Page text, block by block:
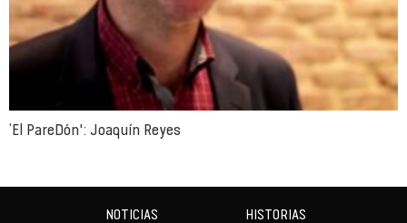
‘El PareDón': Joaquín Reyes
NOTICIAS HISTORIAS